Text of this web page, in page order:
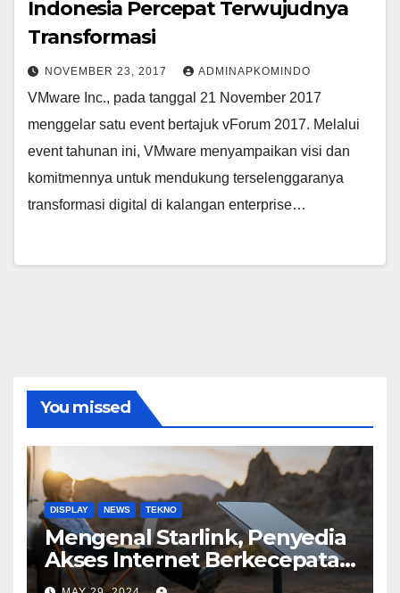
Indonesia Percepat Terwujudnya
Transformasi
NOVEMBER 23, 2017 ADMINAPKOMINDO
VMware Inc., pada tanggal 21 November 2017
menggelar satu event bertajuk vForum 2017. Melalui
event tahunan ini, VMware menyampaikan visi dan
komitmennya untuk mendukung terselenggaranya
transformasi digital di kalangan enterprise…
You missed
DISPLAY NEWS TEKNO
Mengenal Starlink, Penyedia
Akses Internet Berkecepatan
Tinggi